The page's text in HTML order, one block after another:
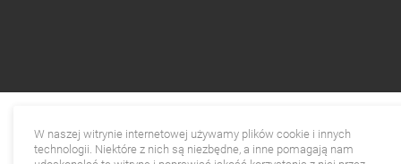
W naszej witrynie internetowej używamy plików cookie i innych
technologii. Niektóre z nich są niezbędne, a inne pomagają nam